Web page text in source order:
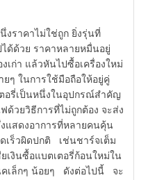
ราคาไม่ใช่ถูก ยิ่งรุ่นที่
ด้ด้วย ราคาหลายหมื่นอยู่
เก่า แล้วหันไปซื้อเครื่องใหม่
ยๆ ในการใช้มือถือให้อยู่คู่
เป็นหนึ่งในอุปกรณ์สำคัญ
ด้วยวิธีการที่ไม่ถูกต้อง จะส่ง
แสดงอาการที่หลายคนคุ้น
เร็วผิดปกติ เช่นชาร์จเต็ม
เงินซื้อแบตเตอรี่ก้อนใหม่ใน
คเล็กๆ น้อยๆ ดังต่อไปนี้ จะ